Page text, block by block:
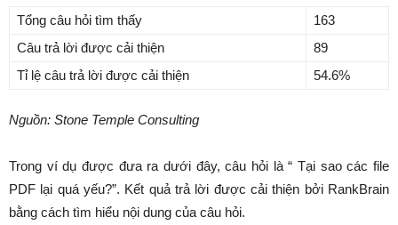
Tổng câu hỏi tìm thấy
163
Câu trả lời được cải thiện
89
Tỉ lệ câu trả lời được cải thiện
54.6%
Nguồn: Stone Temple Consulting
Trong ví dụ được đưa ra dưới đây, câu hỏi là “ Tại sao các file
PDF lại quá yếu?”. Kết quả trả lời được cải thiện bởi RankBrain
bằng cách tìm hiểu nội dung của câu hỏi.